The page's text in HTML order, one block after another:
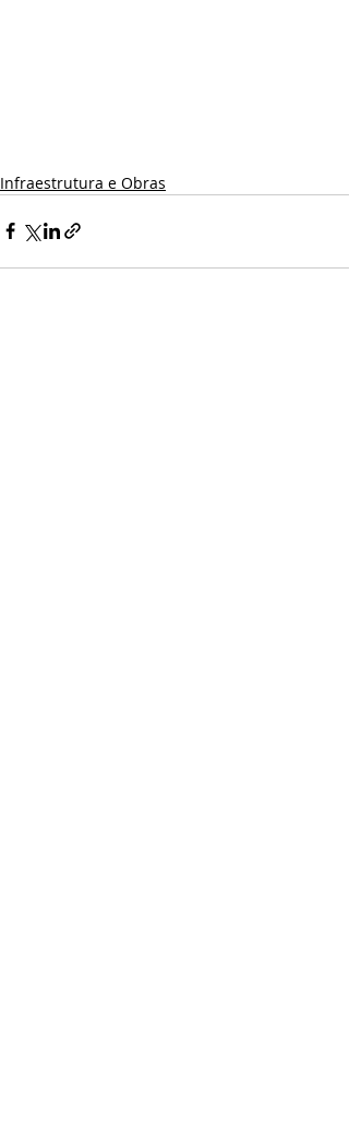
Infraestrutura e Obras